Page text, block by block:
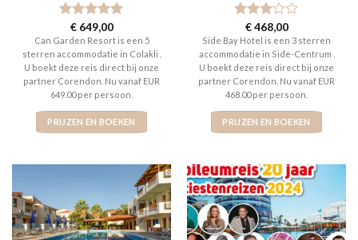
Gewaardeerd
5uit 5
€649,00
Can Garden Resort is een 5
sterren accommodatie in Colakli .
U boekt deze reis direct bij onze
partner Corendon. Nu vanaf EUR
649.00 per persoon.
PRIJZEN EN BOEKEN
Gewaardeerd
3uit 5
€468,00
Side Bay Hotel is een 3 sterren
accommodatie in Side-Centrum .
U boekt deze reis direct bij onze
partner Corendon. Nu vanaf EUR
468.00 per persoon.
PRIJZEN EN BOEKEN